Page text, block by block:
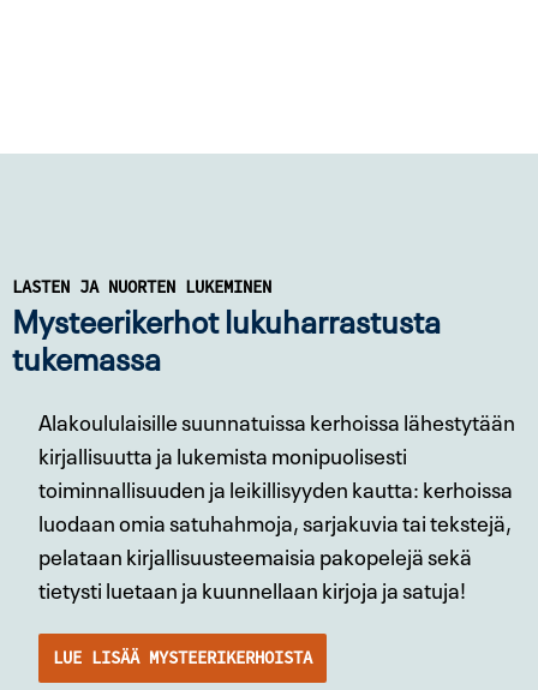
LASTEN JA NUORTEN LUKEMINEN
Mysteerikerhot lukuharrastusta
tukemassa
Alakoululaisille suunnatuissa kerhoissa lähestytään
kirjallisuutta ja lukemista monipuolisesti
toiminnallisuuden ja leikillisyyden kautta: kerhoissa
luodaan omia satuhahmoja, sarjakuvia tai tekstejä,
pelataan kirjallisuusteemaisia pakopelejä sekä
tietysti luetaan ja kuunnellaan kirjoja ja satuja!
LUE LISÄÄ MYSTEERIKERHOISTA